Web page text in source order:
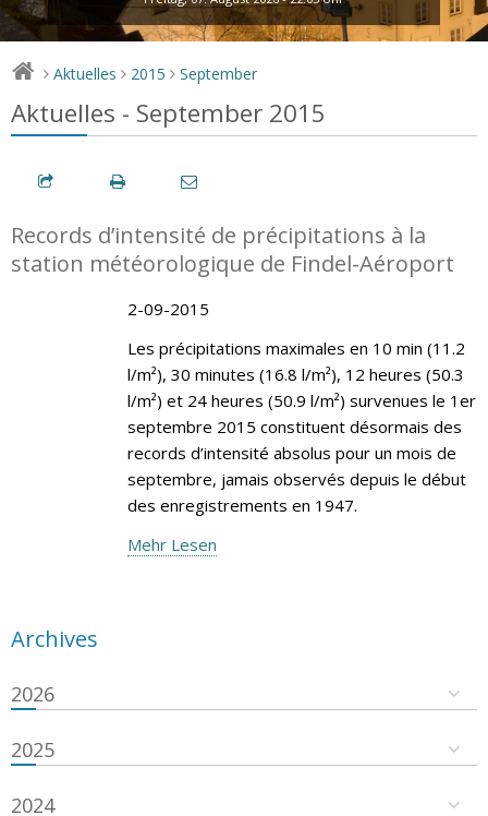
> Aktuelles > 2015 > September
Aktuelles - September 2015
Records d’intensité de précipitations à la
station météorologique de Findel-Aéroport
2-09-2015
Les précipitations maximales en 10 min (11.2
l/m²), 30 minutes (16.8 l/m²), 12 heures (50.3
l/m²) et 24 heures (50.9 l/m²) survenues le 1er
septembre 2015 constituent désormais des
records d’intensité absolus pour un mois de
septembre, jamais observés depuis le début
des enregistrements en 1947.
Mehr Lesen
Archives
2026
2025
2024